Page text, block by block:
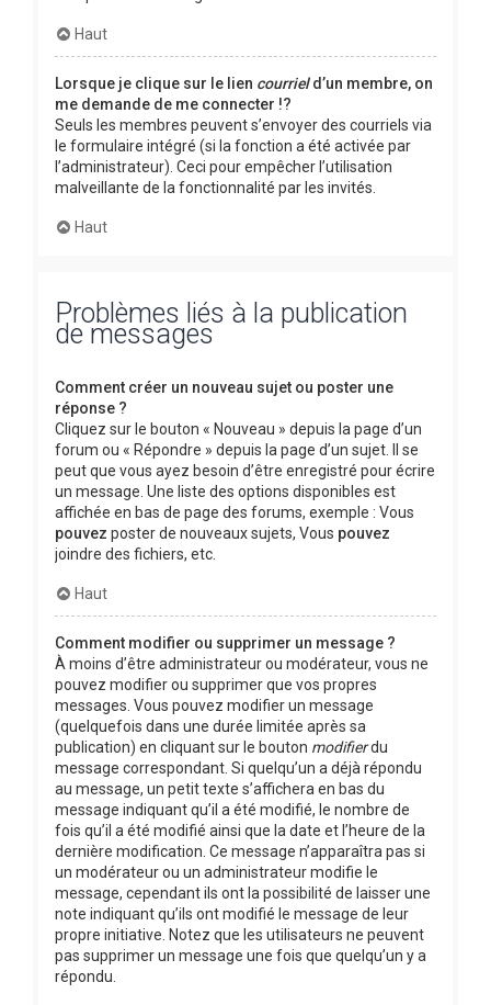
Haut
Lorsque je clique sur le lien courrield’un membre, on
me demande de me connecter !?
Seuls les membres peuvent s’envoyer des courriels via
le formulaire intégré (si la fonction a été activée par
l’administrateur). Ceci pour empêcher l’utilisation
malveillante de la fonctionnalité par les invités.
Haut
Problèmes liés à la publication
de messages
Comment créer un nouveau sujet ou poster une
réponse ?
Cliquez sur le bouton « Nouveau » depuis la page d’un
forum ou « Répondre » depuis la page d’un sujet. Il se
peut que vous ayez besoin d’être enregistré pour écrire
un message. Une liste des options disponibles est
affichée en bas de page des forums, exemple : Vous
pouvez poster de nouveaux sujets, Vous pouvez
joindre des fichiers, etc.
Haut
Comment modifier ou supprimer un message ?
À moins d’être administrateur ou modérateur, vous ne
pouvez modifier ou supprimer que vos propres
messages. Vous pouvez modifier un message
(quelquefois dans une durée limitée après sa
publication) en cliquant sur le bouton modifierdu
message correspondant. Si quelqu’un a déjà répondu
au message, un petit texte s’affichera en bas du
message indiquant qu’il a été modifié, le nombre de
fois qu’il a été modifié ainsi que la date et l’heure de la
dernière modification. Ce message n’apparaîtra pas si
un modérateur ou un administrateur modifie le
message, cependant ils ont la possibilité de laisser une
note indiquant qu’ils ont modifié le message de leur
propre initiative. Notez que les utilisateurs ne peuvent
pas supprimer un message une fois que quelqu’un y a
répondu.